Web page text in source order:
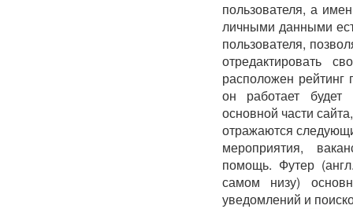
пользователя, а
личными данными
пользователя,
отредактировать
расположен рейтинг
он работает
основной части
отражаются
мероприятия,
помощь. Футер
самом низу)
уведомлений и